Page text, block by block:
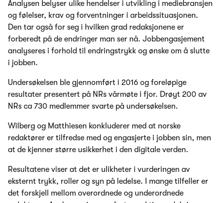
Analysen belyser ulike hendelser i utvikling i mediebransjen
og følelser, krav og forventninger i arbeidssituasjonen.
Den tar også for seg i hvilken grad redaksjonene er
forberedt på de endringer man ser nå. Jobbengasjement
analyseres i forhold til endringstrykk og ønske om å slutte
i jobben.
Undersøkelsen ble gjennomført i 2016 og foreløpige
resultater presentert på NRs vårmøte i fjor. Drøyt 200 av
NRs ca 730 medlemmer svarte på undersøkelsen.
Wilberg og Matthiesen konkluderer med at norske
redaktører er tilfredse med og engasjerte i jobben sin, men
at de kjenner større usikkerhet i den digitale verden.
Resultatene viser at det er ulikheter i vurderingen av
eksternt trykk, roller og syn på ledelse. I mange tilfeller er
det forskjell mellom overordnede og underordnede